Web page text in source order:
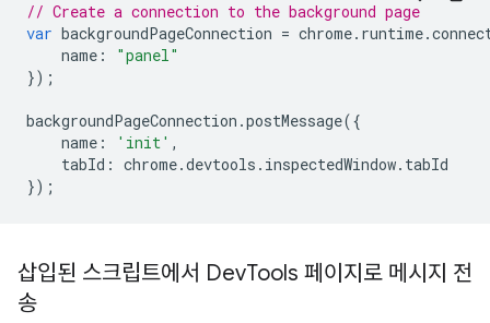
// Create a connection to the background page
var backgroundPageConnection = chrome. runtime.
name :
"panel"
});
backgroundPageConnection .postMessage({
name : 'init' ,
tabId : chrome.devtools . inspectedWindow. tabId
});
삽입된 스크립트에서 DevTools 페이지로 메시지 전
송